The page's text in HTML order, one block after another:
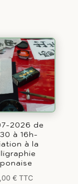
2026 de
à 16h-
à la
€ TTC